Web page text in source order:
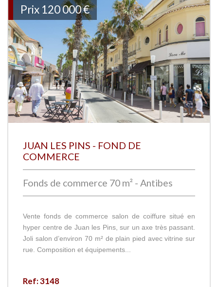
Prix 120 000 €
JUAN LES PINS - FOND DE
COMMERCE
Fonds de commerce 70 m² - Antibes
Vente fonds de commerce salon de coiffure situé en
hyper centre de Juan les Pins, sur un axe très passant.
Joli salon d’environ 70 m² de plain pied avec vitrine sur
rue. Composition et équipements...
Ref: 3148